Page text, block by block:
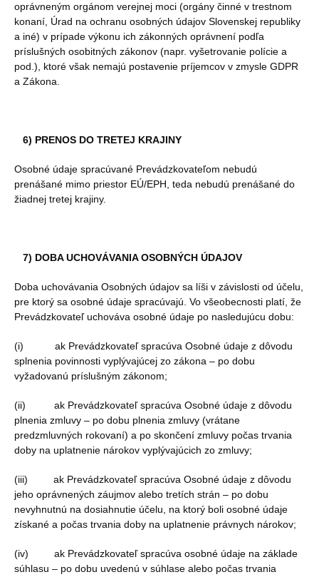
oprávneným orgánom verejnej moci (orgány činné v trestnom
konaní, Úrad na ochranu osobných údajov Slovenskej republiky
a iné) v prípade výkonu ich zákonných oprávnení podľa
príslušných osobitných zákonov (napr. vyšetrovanie polície a
pod.), ktoré však nemajú postavenie príjemcov v zmysle GDPR
a Zákona.
6) PRENOS DO TRETEJ KRAJINY
Osobné údaje spracúvané Prevádzkovateľom nebudú
prenášané mimo priestor EÚ/EPH, teda nebudú prenášané do
žiadnej tretej krajiny.
7) DOBA UCHOVÁVANIA OSOBNÝCH ÚDAJOV
Doba uchovávania Osobných údajov sa líši v závislosti od účelu,
pre ktorý sa osobné údaje spracúvajú. Vo všeobecnosti platí, že
Prevádzkovateľ uchováva osobné údaje po nasledujúcu dobu:
(i) ak Prevádzkovateľ spracúva Osobné údaje z dôvodu
splnenia povinnosti vyplývajúcej zo zákona – po dobu
vyžadovanú príslušným zákonom;
(ii) ak Prevádzkovateľ spracúva Osobné údaje z dôvodu
plnenia zmluvy – po dobu plnenia zmluvy (vrátane
predzmluvných rokovaní) a po skončení zmluvy počas trvania
doby na uplatnenie nárokov vyplývajúcich zo zmluvy;
(iii) ak Prevádzkovateľ spracúva Osobné údaje z dôvodu
jeho oprávnených záujmov alebo tretích strán – po dobu
nevyhnutnú na dosiahnutie účelu, na ktorý boli osobné údaje
získané a počas trvania doby na uplatnenie právnych nárokov;
(iv) ak Prevádzkovateľ spracúva osobné údaje na základe
súhlasu – po dobu uvedenú v súhlase alebo počas trvania